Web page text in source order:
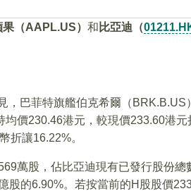
果（AAPL.US） 和 比亞迪（
，巴菲特旗艦伯克希爾（BRK.B.US
價230.46港元，較現價233.60港
折讓16.22%。
萬股，佔比亞迪現有已發行股份總
股的6.90%。若按當前的H股股價